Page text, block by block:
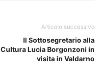
Articolo successivo
Il Sottosegretario alla
Cultura Lucia Borgonzoni in
visita in Valdarno